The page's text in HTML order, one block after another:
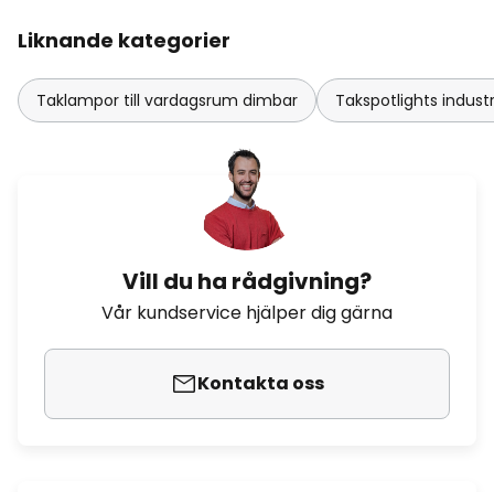
Liknande kategorier
Taklampor till vardagsrum dimbar Takspotlights
Vill du ha rådgivning?
Vår kundservice hjälper dig gärna
Kontakta oss